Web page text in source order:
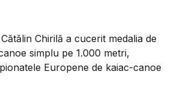
Chirilă a cucerit medalia de
simplu pe 1.000 metri,
Europene de kaiac-canoe